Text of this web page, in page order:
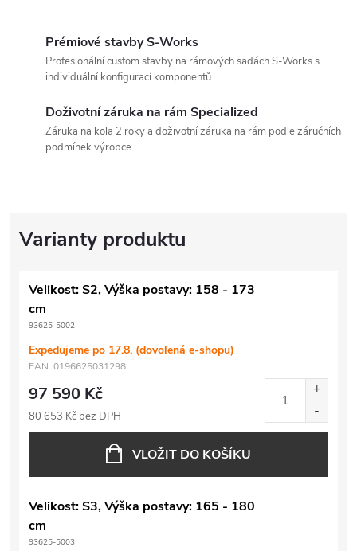
Prémiové stavby S-Works
Profesionální custom stavby na rámových sadách S-Works s
individuální konfigurací komponentů
Doživotní záruka na rám Specialized
Záruka na kola 2 roky a doživotní záruka na rám podle záručních
podmínek výrobce
Velikost: S2, Výška postavy: 158 - 173
cm
93625-5002
Expedujeme po 17.8. (dovolená e-shopu)
EAN: 0196625031298
97 590 Kč
80 653 Kč bez DPH
VLOŽIT DO KOŠÍKU
Velikost: S3, Výška postavy: 165 - 180
cm
93625-5003